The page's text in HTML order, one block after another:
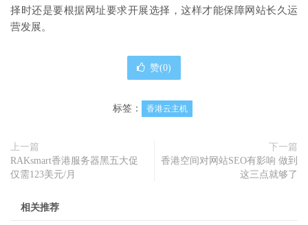
择时还是要根据网址要求开展选择，这样才能保障网站长久运
营发展。
赞(0)
标签： 香港云主机
上一篇
RAKsmart香港服务器黑五大促
仅需123美元/月
下一篇
香港空间对网站SEO有影响 做到
这三点就够了
相关推荐